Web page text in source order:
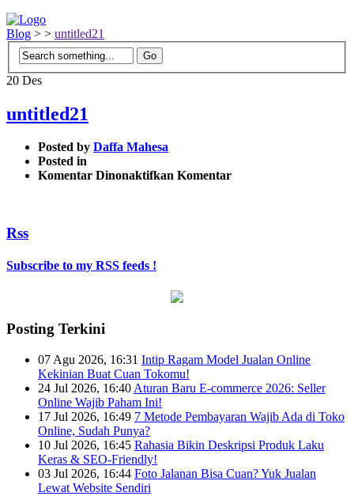
Blog > > untitled21
20 Des
untitled21
Posted by Daffa Mahesa
Posted in
Komentar Dinonaktifkan pada
Komentar
Rss
Subscribe to my RSS feeds !
Posting Terkini
07 Agu 2026, 16:31 Intip Ragam Model Jualan Online
Kekinian Buat Cuan Tokomu!
24 Jul 2026, 16:40 Aturan Baru E-commerce 2026: Seller
Online Wajib Paham Ini!
17 Jul 2026, 16:49 7 Metode Pembayaran Wajib Ada di Toko
Online, Sudah Punya?
10 Jul 2026, 16:45 Rahasia Bikin Deskripsi Produk Laku
Keras & SEO-Friendly!
03 Jul 2026, 16:44 Foto Jalanan Bisa Cuan? Yuk Jualan
Lewat Website Sendiri